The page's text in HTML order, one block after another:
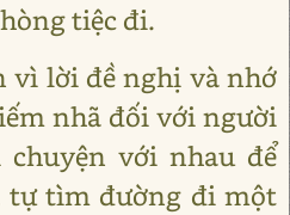
tiệc đi.
vì lời đề nghị và nhớ
nhã đối với người
với nhau để
tự tìm đường đi một